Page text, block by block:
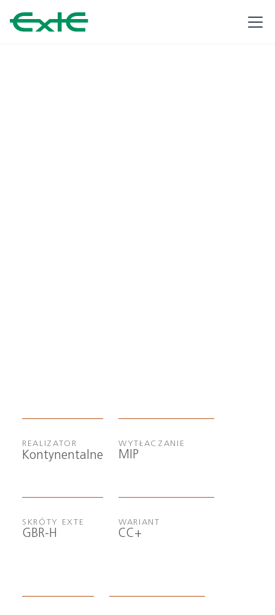
REALIZATOR
Kontynentalne
SKRÓTY EXTE
GBR-H
WYTŁACZANIE
MIP
WARIANT
CC+